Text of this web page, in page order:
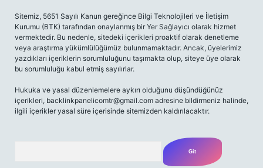
Sitemiz, 5651 Sayılı Kanun gereğince Bilgi Teknolojileri ve İletişim
Kurumu (BTK) tarafından onaylanmış bir Yer Sağlayıcı olarak hizmet
vermektedir. Bu nedenle, sitedeki içerikleri proaktif olarak denetleme
veya araştırma yükümlülüğümüz bulunmamaktadır. Ancak, üyelerimiz
yazdıkları içeriklerin sorumluluğunu taşımakta olup, siteye üye olarak
bu sorumluluğu kabul etmiş sayılırlar.
Hukuka ve yasal düzenlemelere aykırı olduğunu düşündüğünüz
içerikleri, backlinkpanelicomtr@gmail.com adresine bildirmeniz halinde,
ilgili içerikler yasal süre içerisinde sitemizden kaldırılacaktır.